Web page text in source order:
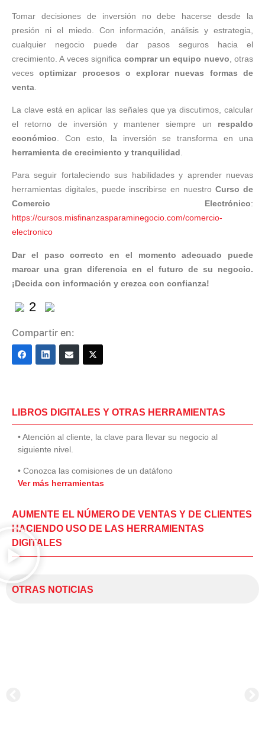
Tomar decisiones de inversión no debe hacerse desde la
presión ni el miedo. Con información, análisis y estrategia,
cualquier negocio puede dar pasos seguros hacia el
crecimiento. A veces significa comprar un equipo nuevo , otras
vecesoptimizar procesos o explorar nuevas formas de
venta
La clave está en aplicar las señales que ya discutimos, calcular
el retorno de inversión y mantener siempre un respaldo
económico . Con esto, la inversión se transforma en una
herramienta de crecimiento y tranquilidad
Para seguir fortaleciendo sus habilidades y aprender nuevas
herramientas digitales, puede inscribirse en nuestro Curso de
Comercio Electrónico:
https://cursos.misfinanzasparaminegocio.com/comercio-
electronico
Dar el paso correcto en el momento adecuado puede
marcar una gran diferencia en el futuro de su negocio.
¡Decida con información y crezca con confianza!
2
Compartir en:
LIBROS DIGITALES Y OTRAS HERRAMIENTAS
• Atención al cliente, la clave para llevar su negocio al
siguiente nivel.
• Conozca las comisiones de un datáfono
Ver más herramientas
AUMENTE EL NÚMERO DE VENTAS Y DE CLIENTES
HACIENDO USO DE LAS HERRAMIENTAS
DIGITALES
OTRAS NOTICIAS